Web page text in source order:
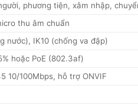
phương tiện, xâm nhập,
thu âm chuẩn
nước), IK10 (chống va đập)
hoặc PoE (802.3af)
10/100Mbps, hỗ trợ ONVIF